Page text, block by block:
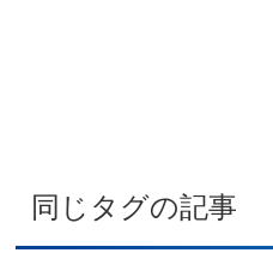
同じタグの記事